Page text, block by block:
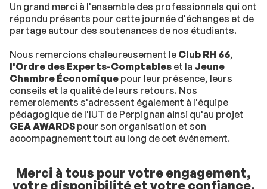
Un grand merci à l'ensemble des professionnels qui ont
répondu présents pour cette journée d'échanges et de
partage autour des soutenances de nos étudiants.
Nous remercions chaleureusement le Club RH 66,
l'Ordre des Experts-Comptables et la Jeune
Chambre Économique pour leur présence, leurs
conseils et la qualité de leurs retours. Nos
remerciements s'adressent également à l'équipe
pédagogique de l'IUT de Perpignan ainsi qu'au projet
GEA AWARDS pour son organisation et son
accompagnement tout au long de cet événement.
Merci à tous pour votre engagement,
votre disponibilité et votre confiance.